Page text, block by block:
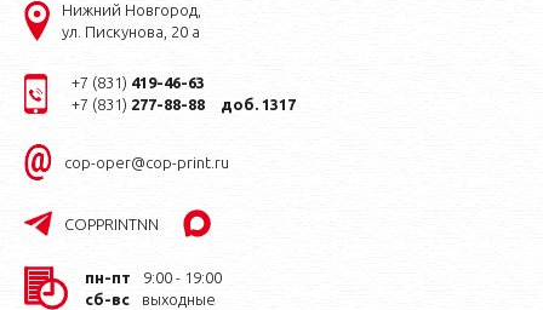
Нижний Новгород,
ул. Пискунова, 20 а
+7 (831) 419-46-63
+7 (831) 277-88-88 доб. 1317
cop-oper@cop-print.ru
COPPRINTNN
пн-пт
9:00 - 19:00
сб-вс
выходные